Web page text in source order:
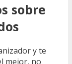
sobre
y te
mejor, no